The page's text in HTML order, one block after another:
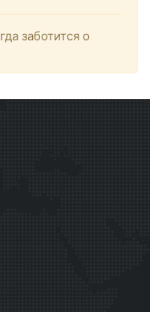
заботится о